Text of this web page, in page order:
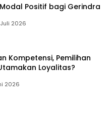
Positif bagi Gerindra
Juli 2026
Kompetensi, Pemilihan
Loyalitas?
2026